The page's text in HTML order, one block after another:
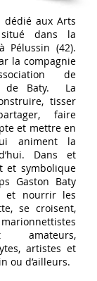
dédié aux Arts
dans la
Pélussin (42).
la compagnie
de
de Baty. La
tisser
faire
et mettre en
animent la
Dans et
et symbolique
Gaston Baty
et nourrir les
se croisent,
amateurs,
artistes et
ou d’ailleurs.